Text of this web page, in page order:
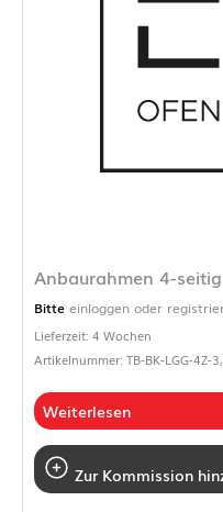
Anbaurahmen 4-
Bitte einloggen oder
Lieferzeit: 4 Wochen
Artikelnummer: TB-BK-LGG-4Z-
Weiterlesen
Zur Kommission